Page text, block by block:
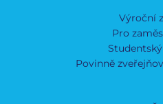
Výroční
Pro
Povinně